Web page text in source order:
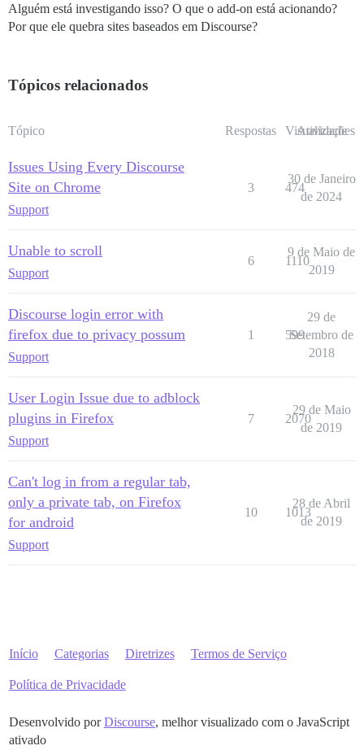
Alguém está investigando isso? O que o add-on está acionando?
Por que ele quebra sites baseados em Discourse?
Tópicos relacionados
Tópico Respostas Visualizações
Atividade
Issues Using Every Discourse
Site on Chrome
Support
3 474
30 de Janeiro
de 2024
Unable to scroll
Support
6 1110
9 de Maio de
2019
Discourse login error with
firefox due to privacy possum
Support
1 599
29 de
Setembro de
2018
User Login Issue due to adblock
plugins in Firefox
Support
7 2070
29 de Maio
de 2019
Can't log in from a regular tab,
only a private tab, on Firefox
for android
Support
10 1013
28 de Abril
de 2019
Início Categorias Diretrizes Termos de Serviço
Política de Privacidade
Desenvolvido porDiscourse, melhor visualizado com o JavaScript
ativado